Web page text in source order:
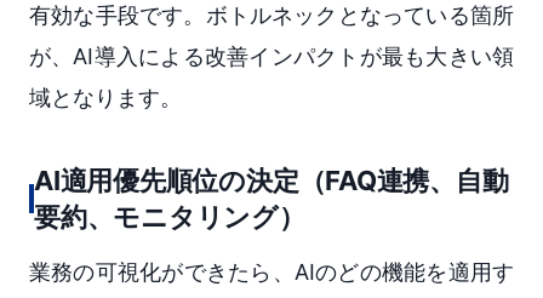
有効な手段です。ボトルネックとなっている箇所
が、AI導入による改善インパクトが最も大きい領
域となります。
AI適用優先順位の決定（FAQ連携、自動
要約、モニタリング）
業務の可視化ができたら、AIのどの機能を適用す